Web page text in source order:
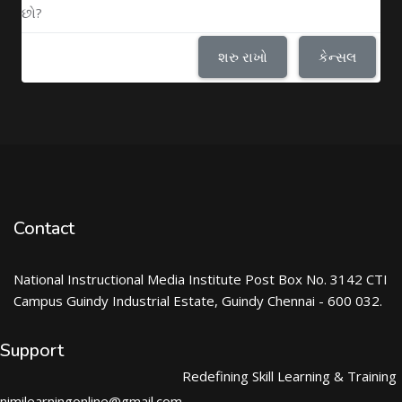
છો?
શરુ રાખો કેન્સલ
Contact
National Instructional Media Institute Post Box No. 3142 CTI
Campus Guindy Industrial Estate, Guindy Chennai - 600 032.
Support
Redefining Skill Learning & Training